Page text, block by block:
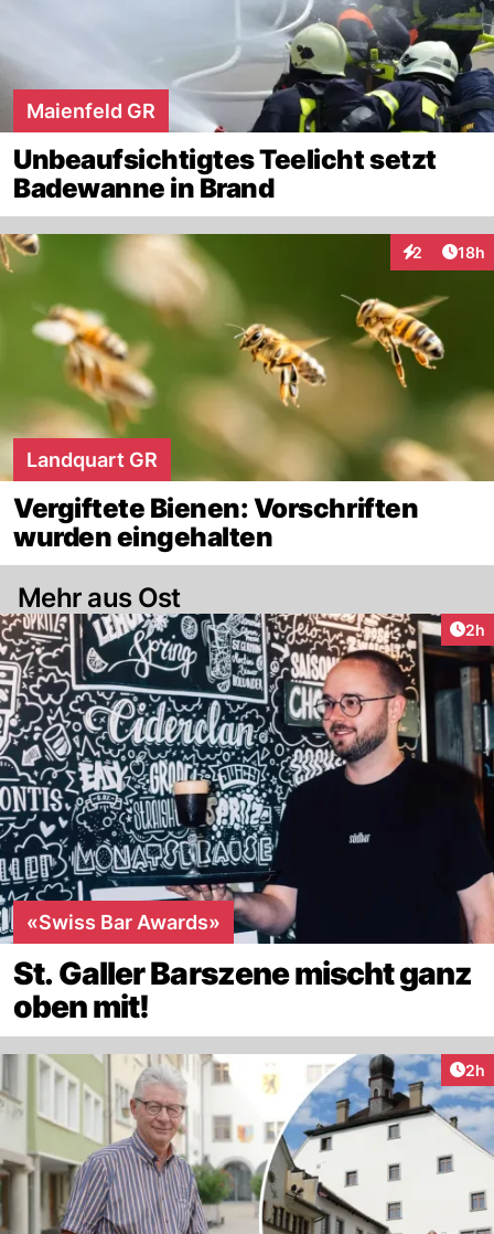
Maienfeld GR
Unbeaufsichtigtes Teelicht setzt
Badewanne in Brand
2
Interaktionen
18h
Landquart GR
Vergiftete Bienen: Vorschriften
wurden eingehalten
Mehr aus Ost
2h
«Swiss Bar Awards»
St. Galler Barszene mischt ganz
oben mit!
2h